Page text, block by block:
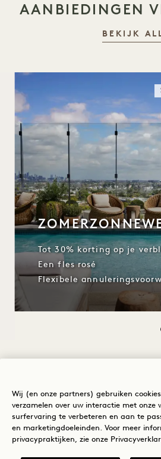
AANBIEDINGEN
BEKIJK
Tot 30% korting op je
Een fles rosé
Flexibele
ANDERE
MISSCHIEN
Wij (en onze partners) gebruiken
verzamelen over uw interactie met onze
surfervaring te verbeteren en aan te
en marketingdoeleinden. Voor meer
privacypraktijken, zie onze